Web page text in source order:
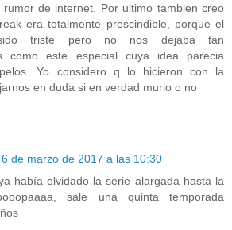
de internet. Por ultimo tambien creo
era totalmente prescindible, porque el
triste pero no nos dejaba tan
como este especial cuya idea parecia
Yo considero q lo hicieron con la
en duda si en verdad murio o no
6 de marzo de 2017 a las 10:30
había olvidado la serie alargada hasta la
sale una quinta temporada